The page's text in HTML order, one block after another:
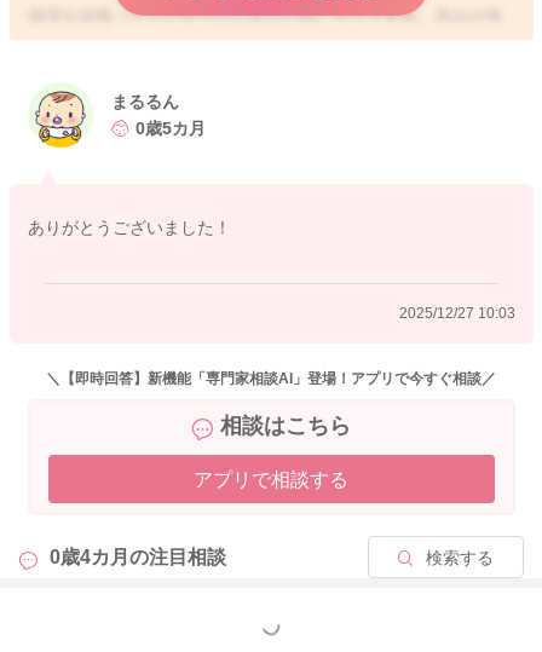
保湿を頑張ってくださっていましたね。そうですね。赤みが強
いところや湿疹がある場所はすでに炎症が生じており、保湿剤
特に赤ちゃんの場合は、アレルギー予防の観点からも口周りは
小児科か、皮膚科にご相談なされてみてくださいね。
2025/12/12 23:26
まるるん
0歳5カ月
ありがとうございました！
2025/12/27 10:03
＼【即時回答】新機能「専門家相談AI」登場！アプリで今すぐ相談／
相談はこちら
アプリで相談する
0歳4カ月の注目相談 検索する
もっと見る